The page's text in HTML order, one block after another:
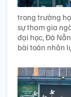
trong trường
sự tham gia
đại học, Đà
bài toán nhân